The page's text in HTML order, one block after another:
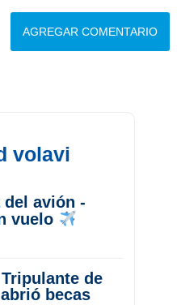
volavi
del avión -
vuelo
de
becas